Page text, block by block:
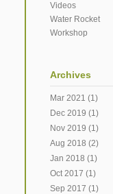
Videos
Water Rocket
Workshop
Archives
Mar 2021 (1)
Dec 2019 (1)
Nov 2019 (1)
Aug 2018 (2)
Jan 2018 (1)
Oct 2017 (1)
Sep 2017 (1)